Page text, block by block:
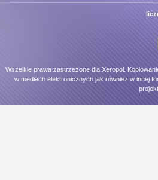
Wszelkie prawa zastrzeżone dla Xeropol.
w mediach elektronicznych jak również w innej